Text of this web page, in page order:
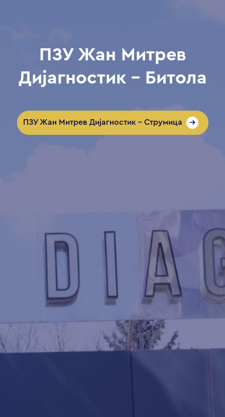
ПЗУ Жан Митрев
Дијагностик - Битола
ПЗУ Жан Митрев Дијагностик - Струмица